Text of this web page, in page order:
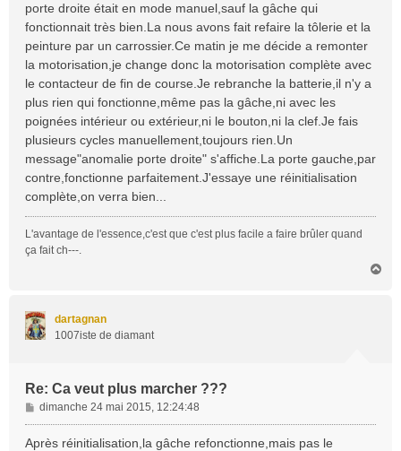
g
e
porte droite était en mode manuel,sauf la gâche qui
fonctionnait très bien.La nous avons fait refaire la tôlerie et la
peinture par un carrossier.Ce matin je me décide a remonter
la motorisation,je change donc la motorisation complète avec
le contacteur de fin de course.Je rebranche la batterie,il n'y a
plus rien qui fonctionne,même pas la gâche,ni avec les
poignées intérieur ou extérieur,ni le bouton,ni la clef.Je fais
plusieurs cycles manuellement,toujours rien.Un
message"anomalie porte droite" s'affiche.La porte gauche,par
contre,fonctionne parfaitement.J'essaye une réinitialisation
complète,on verra bien...
L'avantage de l'essence,c'est que c'est plus facile a faire brûler quand
ça fait ch---.
dartagnan
1007iste de diamant
Re: Ca veut plus marcher ???
M
e
s
dimanche 24 mai 2015, 12:24:48
Après réinitialisation,la gâche refonctionne,mais pas le